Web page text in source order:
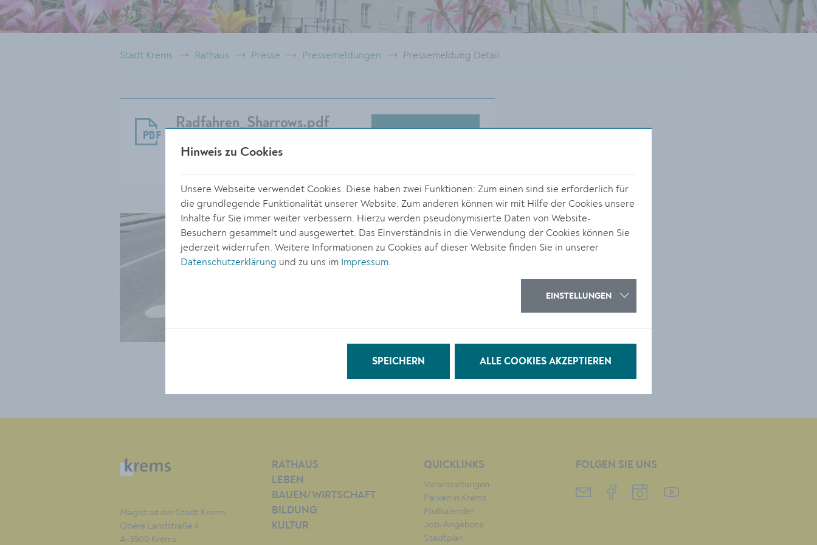
Stadt Krems Rathaus Presse Pressemeldungen Pressemeldung Detail
Radfahren_Sharrows.pdf
Größe:
253.99 KB
1449 x 991 Px
1.39 MB
Magistrat der Stadt Krems
Obere Landstraße 4
A-3500 Krems
RATHAUS
LEBEN
BAUEN/WIRTSCHAFT
BILDUNG
KULTUR
QUICKLINKS
Veranstaltungen
Parken in Krems
Müllkalender
Job-Angebote
Stadtplan
FOLGEN SIE UNS
Hinweis zu Cookies
Unsere Webseite verwendet Cookies. Diese haben zwei Funktionen: Zum einen sind sie erforderlich für
die grundlegende Funktionalität unserer Website. Zum anderen können wir mit Hilfe der Cookies unsere
Inhalte für Sie immer weiter verbessern. Hierzu werden pseudonymisierte Daten von Website-
Besuchern gesammelt und ausgewertet. Das Einverständnis in die Verwendung der Cookies können Sie
jederzeit widerrufen. Weitere Informationen zu Cookies auf dieser Website finden Sie in unserer
Datenschutzerklärung und zu uns im Impressum.
EINSTELLUNGEN
SPEICHERN ALLE COOKIES AKZEPTIEREN